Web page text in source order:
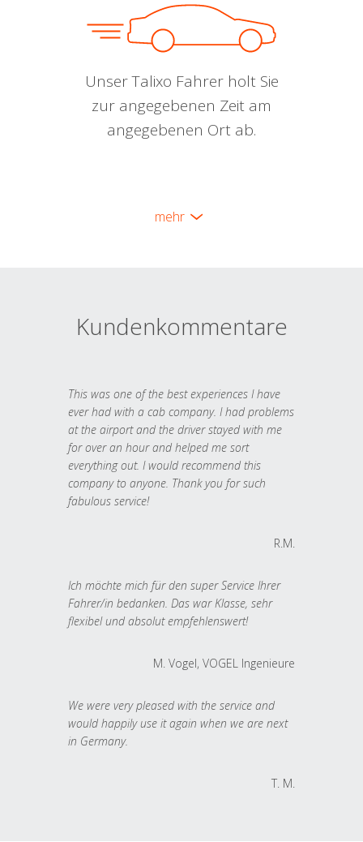
Unser Talixo Fahrer holt Sie
zur angegebenen Zeit am
angegebenen Ort ab.
mehr
Kundenkommentare
This was one of the best experiences I have
ever had with a cab company. I had problems
at the airport and the driver stayed with me
for over an hour and helped me sort
everything out. I would recommend this
company to anyone. Thank you for such
fabulous service!
R.M.
Ich möchte mich für den super Service Ihrer
Fahrer/in bedanken. Das war Klasse, sehr
flexibel und absolut empfehlenswert!
M. Vogel, VOGEL Ingenieure
We were very pleased with the service and
would happily use it again when we are next
in Germany.
T. M.